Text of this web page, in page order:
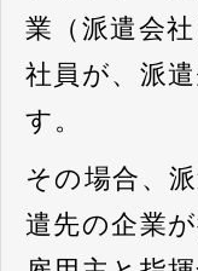
業（派遣会
社員が、派
す。
その場合、
遣先の企業